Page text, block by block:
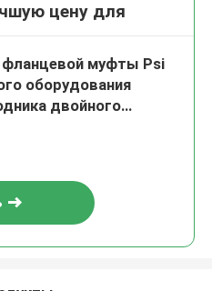
цену для
фланцевой муфты Psi
оборудования
двойного